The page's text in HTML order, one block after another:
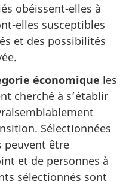
obéissent-elles à
elles susceptibles
et des possibilités
économique les
cherché à s’établir
Sélectionnées
peuvent être
et de personnes à
sélectionnés sont